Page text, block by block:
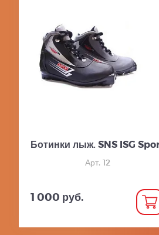
Ботинки лыж. SNS ISG
Арт. 12
1 000 руб.